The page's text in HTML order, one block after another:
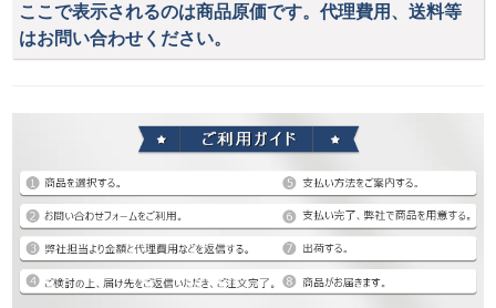
ここで表示されるのは商品原価です。代理費用、送料等
はお問い合わせください。